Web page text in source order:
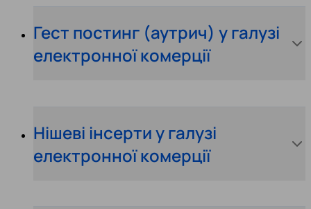
Гест постинг (аутрич) у галузі
електронної комерції
Нішеві інсерти у галузі
електронної комерції